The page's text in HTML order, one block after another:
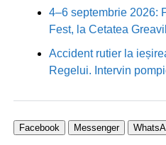
4–6 septembrie 2026:
Fest, la Cetatea
Accident rutier la
Regelui. Intervin
Facebook Messenger